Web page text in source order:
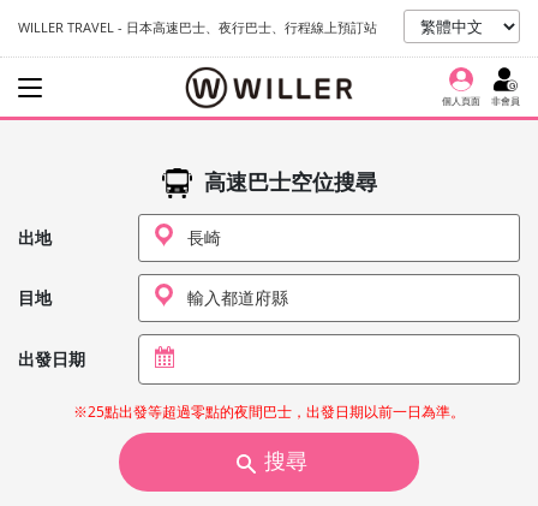
WILLER TRAVEL - 日本高速巴士、夜行巴士、行程線上預訂站
個人頁面 非會員
高速巴士空位搜尋
出地
目地
出發日期
※25點出發等超過零點的夜間巴士，出發日期以前一日為準。
搜尋